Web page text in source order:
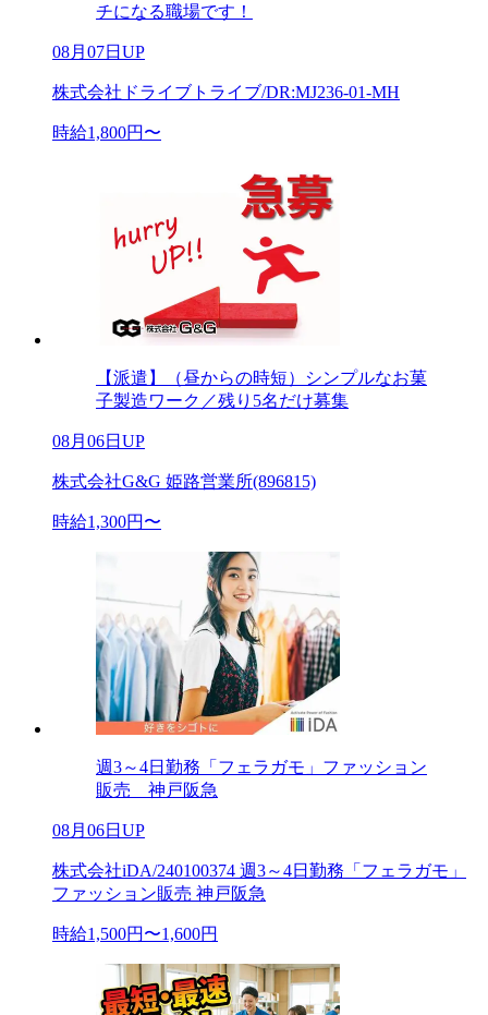
チになる職場です！
08月07日UP
株式会社ドライブトライブ/DR:MJ236-01-MH
時給1,800円〜
【派遣】（昼からの時短）シンプルなお菓
子製造ワーク／残り5名だけ募集
08月06日UP
株式会社G&G 姫路営業所(896815)
時給1,300円〜
週3～4日勤務「フェラガモ」ファッション
販売 神戸阪急
08月06日UP
株式会社iDA/240100374 週3～4日勤務「フェラガモ」
ファッション販売 神戸阪急
時給1,500円〜1,600円